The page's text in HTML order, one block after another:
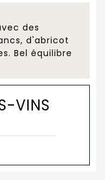
des
d'abricot
Bel équilibre
VINS